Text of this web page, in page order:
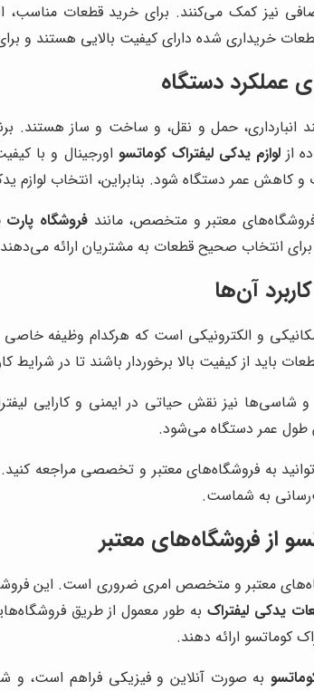
نیز کمک می‌کنند. برای خرید قطعات مناسب،
خریداری شده دارای کیفیت بالایی هستند و
عملکرد دستگاه
انبارداری، حمل و نقل، و ساخت و ساز هستند.
از لوازم یدکی لیفتراک کوماتسو اورجینال و با
عمر دستگاه شود. بنابراین، انتخاب لوازم
معتبر و متخصص، مانند فروشگاه
برای انتخاب صحیح قطعات به مشتریان ارائه
آن‌ها
و الکترونیکی است که هرکدام وظیفه
باید از کیفیت بالا برخوردار باشند تا در
و شاسی‌ها نیز نقش حیاتی در ایمنی و کارایی
طول عمر دستگاه می‌شود.
به فروشگاه‌های معتبر و تخصصی مراجعه کنید.
به شماست.
از فروشگاه‌های معتبر
معتبر و متخصص امری ضروری است. این
یدکی لیفتراک به طور معمول از طریق
کوماتسو ارائه دهند.
به صورت آنلاین و فیزیکی فراهم است، و